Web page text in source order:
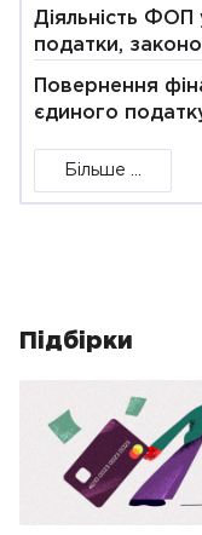
Діяльність ФОП
податки,
Повернення
єдиного
Більше ...
Підбірки